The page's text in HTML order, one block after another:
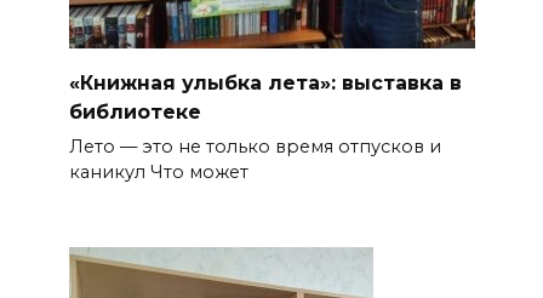
«Книжная улыбка лета»: выставка в
библиотеке
Лето — это не только время отпусков и
каникул Что может